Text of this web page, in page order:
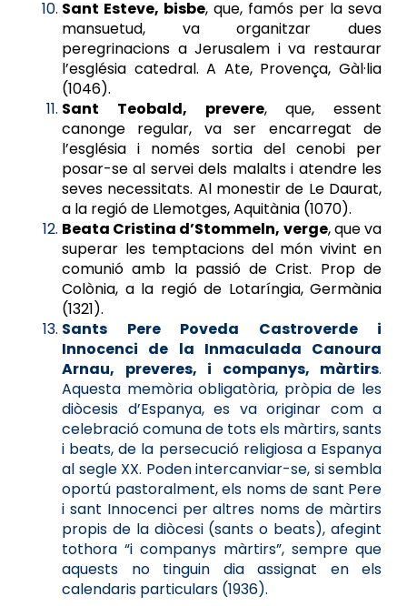
Sant Esteve, bisbe, que, famós per la seva
mansuetud, va organitzar dues
peregrinacions a Jerusalem i va restaurar
l’església catedral. A Ate, Provença, Gàl·lia
(1046).
Sant Teobald, prevere, que, essent
canonge regular, va ser encarregat de
l’església i només sortia del cenobi per
posar-se al servei dels malalts i atendre les
seves necessitats. Al monestir de Le Daurat,
a la regió de Llemotges, Aquitània (1070).
Beata Cristina d’Stommeln, verge, que va
superar les temptacions del món vivint en
comunió amb la passió de Crist. Prop de
Colònia, a la regió de Lotaríngia, Germània
(1321).
Sants Pere Poveda Castroverde i
Innocenci de la Inmaculada Canoura
Arnau, preveres, i companys, màrtirs.
Aquesta memòria obligatòria, pròpia de les
diòcesis d’Espanya, es va originar com a
celebració comuna de tots els màrtirs, sants
i beats, de la persecució religiosa a Espanya
al segle XX. Poden intercanviar-se, si sembla
oportú pastoralment, els noms de sant Pere
i sant Innocenci per altres noms de màrtirs
propis de la diòcesi (sants o beats), afegint
tothora “i companys màrtirs”, sempre que
aquests no tinguin dia assignat en els
calendaris particulars (1936).